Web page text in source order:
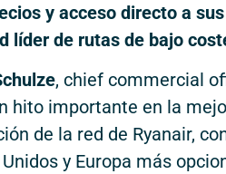
y acceso directo a
líder de rutas de bajo
, chief commercial
hito importante en la
de la red de Ryanair,
y Europa más